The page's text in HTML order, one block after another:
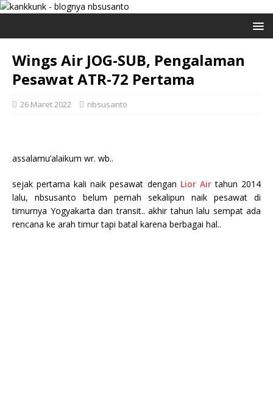
Wings Air JOG-SUB, Pengalaman
Pesawat ATR-72 Pertama
26 Maret 2022 nbsusanto
assalamu’alaikum wr. wb..
sejak pertama kali naik pesawat dengan Lior Airtahun 2014
lalu, nbsusanto belum pernah sekalipun naik pesawat di
timurnya Yogyakarta dan transit.. akhir tahun lalu sempat ada
rencana ke arah timur tapi batal karena berbagai hal..